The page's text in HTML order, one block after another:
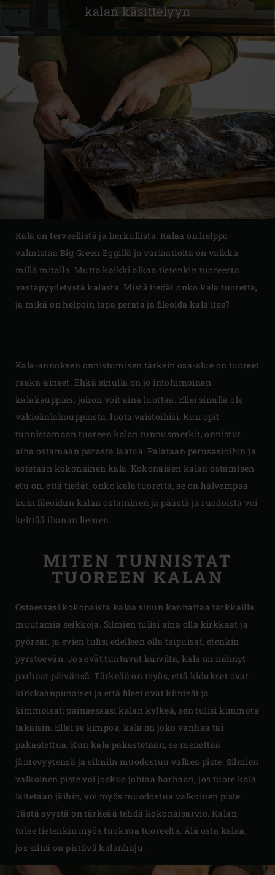
kalan käsittelyyn
Kala on terveellistä ja herkullista. Kalaa on helppo
valmistaa Big Green Eggillä ja variaatioita on vaikka
millä mitalla. Mutta kaikki alkaa tietenkin tuoreesta
vastapyydetystä kalasta. Mistä tiedät onko kala tuoretta,
ja mikä on helpoin tapa perata ja fileoida kala itse?
Kala-annoksen onnistumisen tärkein osa-alue on tuoreet
raaka-aineet. Ehkä sinulla on jo intohimoinen
kalakauppias, johon voit aina luottaa. Ellei sinulla ole
vakiokalakauppiasta, luota vaistoihisi. Kun opit
tunnistamaan tuoreen kalan tunnusmerkit, onnistut
aina ostamaan parasta laatua. Palataan perusasioihin ja
ostetaan kokonainen kala. Kokonaisen kalan ostamisen
etu on, että tiedät, onko kala tuoretta, se on halvempaa
kuin fileoidun kalan ostaminen ja päästä ja ruodoista voi
keittää ihanan liemen.
MITEN TUNNISTAT
TUOREEN KALAN
Ostaessasi kokonaista kalaa sinun kannattaa tarkkailla
muutamia seikkoja. Silmien tulisi aina olla kirkkaat ja
pyöreät, ja evien tulisi edelleen olla taipuisat, etenkin
pyrstöevän. Jos evät tuntuvat kuivilta, kala on nähnyt
parhaat päivänsä. Tärkeää on myös, että kidukset ovat
kirkkaanpunaiset ja että fileet ovat kiinteät ja
kimmoisat: painaessasi kalan kylkeä, sen tulisi kimmota
takaisin. Ellei se kimpoa, kala on joko vanhaa tai
pakastettua. Kun kala pakastetaan, se menettää
jäntevyytensä ja silmiin muodostuu valkea piste. Silmien
valkoinen piste voi joskus johtaa harhaan, jos tuore kala
laitetaan jäihin, voi myös muodostua valkoinen piste.
Tästä syystä on tärkeää tehdä kokonaisarvio. Kalan
tulee tietenkin myös tuoksua tuoreelta. Älä osta kalaa,
jos siinä on pistävä kalanhaju.